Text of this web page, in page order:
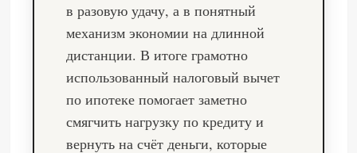
в разовую удачу, а в понятный
механизм экономии на длинной
дистанции. В итоге грамотно
использованный налоговый вычет
по ипотеке помогает заметно
смягчить нагрузку по кредиту и
вернуть на счёт деньги, которые